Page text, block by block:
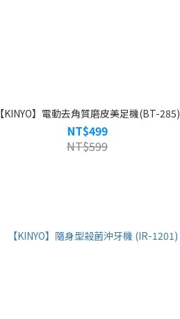
【KINYO】電動去角質磨皮美足機(BT-285)
NT$499
NT$599